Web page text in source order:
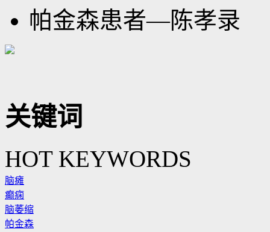
帕金森患者—陈孝录
关键词
HOT KEYWORDS
脑瘫
癫痫
脑萎缩
帕金森